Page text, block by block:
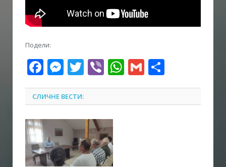
Подели:
Facebook
Messenger
Twitter
ViberWhatsApp
Gmail
СЛИЧНЕ ВЕСТИ: